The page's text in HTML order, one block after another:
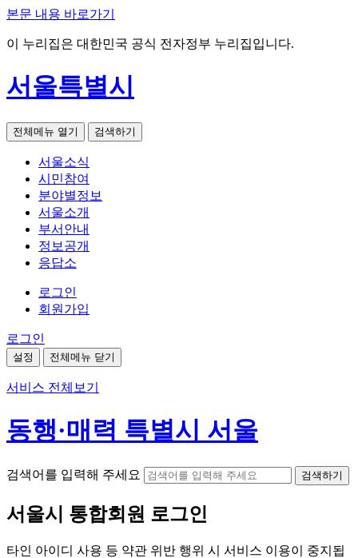
본문 내용 바로가기
이 누리집은 대한민국 공식 전자정부 누리집입니다.
서울특별시
전체메뉴 열기 검색하기
서울소식
시민참여
분야별정보
서울소개
부서안내
정보공개
응답소
로그인
회원가입
로그인
설정 전체메뉴 닫기
서비스 전체보기
동행·매력 특별시 서울
검색어를 입력해 주세요 검색하기
서울시 통합회원 로그인
타인 아이디 사용 등 약관 위반 행위 시 서비스 이용이 중지됩